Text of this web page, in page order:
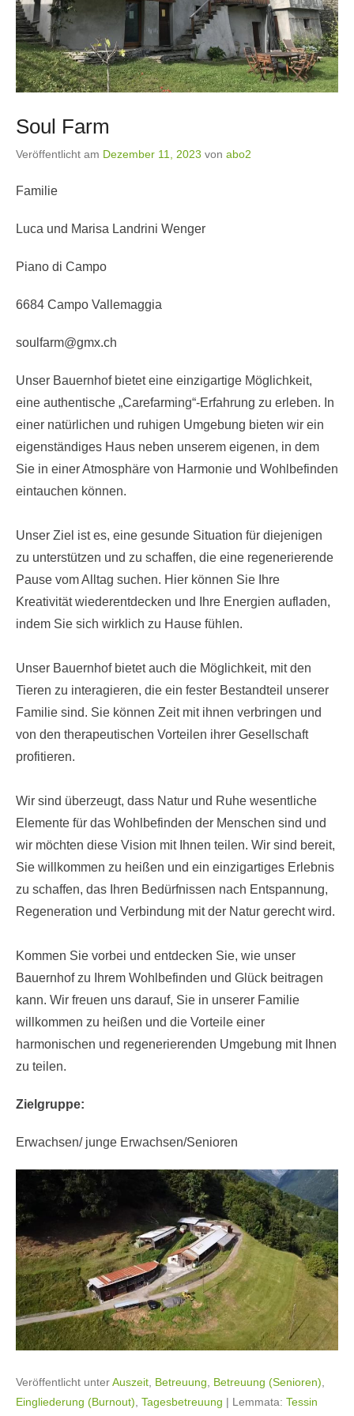
Soul Farm
Veröffentlicht am Dezember 11, 2023 von abo2
Familie
Luca und Marisa Landrini Wenger
Piano di Campo
6684 Campo Vallemaggia
soulfarm@gmx.ch
Unser Bauernhof bietet eine einzigartige Möglichkeit,
eine authentische „Carefarming“-Erfahrung zu erleben. In
einer natürlichen und ruhigen Umgebung bieten wir ein
eigenständiges Haus neben unserem eigenen, in dem
Sie in einer Atmosphäre von Harmonie und Wohlbefinden
eintauchen können.
Unser Ziel ist es, eine gesunde Situation für diejenigen
zu unterstützen und zu schaffen, die eine regenerierende
Pause vom Alltag suchen. Hier können Sie Ihre
Kreativität wiederentdecken und Ihre Energien aufladen,
indem Sie sich wirklich zu Hause fühlen.
Unser Bauernhof bietet auch die Möglichkeit, mit den
Tieren zu interagieren, die ein fester Bestandteil unserer
Familie sind. Sie können Zeit mit ihnen verbringen und
von den therapeutischen Vorteilen ihrer Gesellschaft
profitieren.
Wir sind überzeugt, dass Natur und Ruhe wesentliche
Elemente für das Wohlbefinden der Menschen sind und
wir möchten diese Vision mit Ihnen teilen. Wir sind bereit,
Sie willkommen zu heißen und ein einzigartiges Erlebnis
zu schaffen, das Ihren Bedürfnissen nach Entspannung,
Regeneration und Verbindung mit der Natur gerecht wird.
Kommen Sie vorbei und entdecken Sie, wie unser
Bauernhof zu Ihrem Wohlbefinden und Glück beitragen
kann. Wir freuen uns darauf, Sie in unserer Familie
willkommen zu heißen und die Vorteile einer
harmonischen und regenerierenden Umgebung mit Ihnen
zu teilen.
Zielgruppe:
Erwachsen/ junge Erwachsen/Senioren
Veröffentlicht unterAuszeit, Betreuung, Betreuung (Senioren),
Eingliederung (Burnout), Tagesbetreuung | Lemmata: Tessin